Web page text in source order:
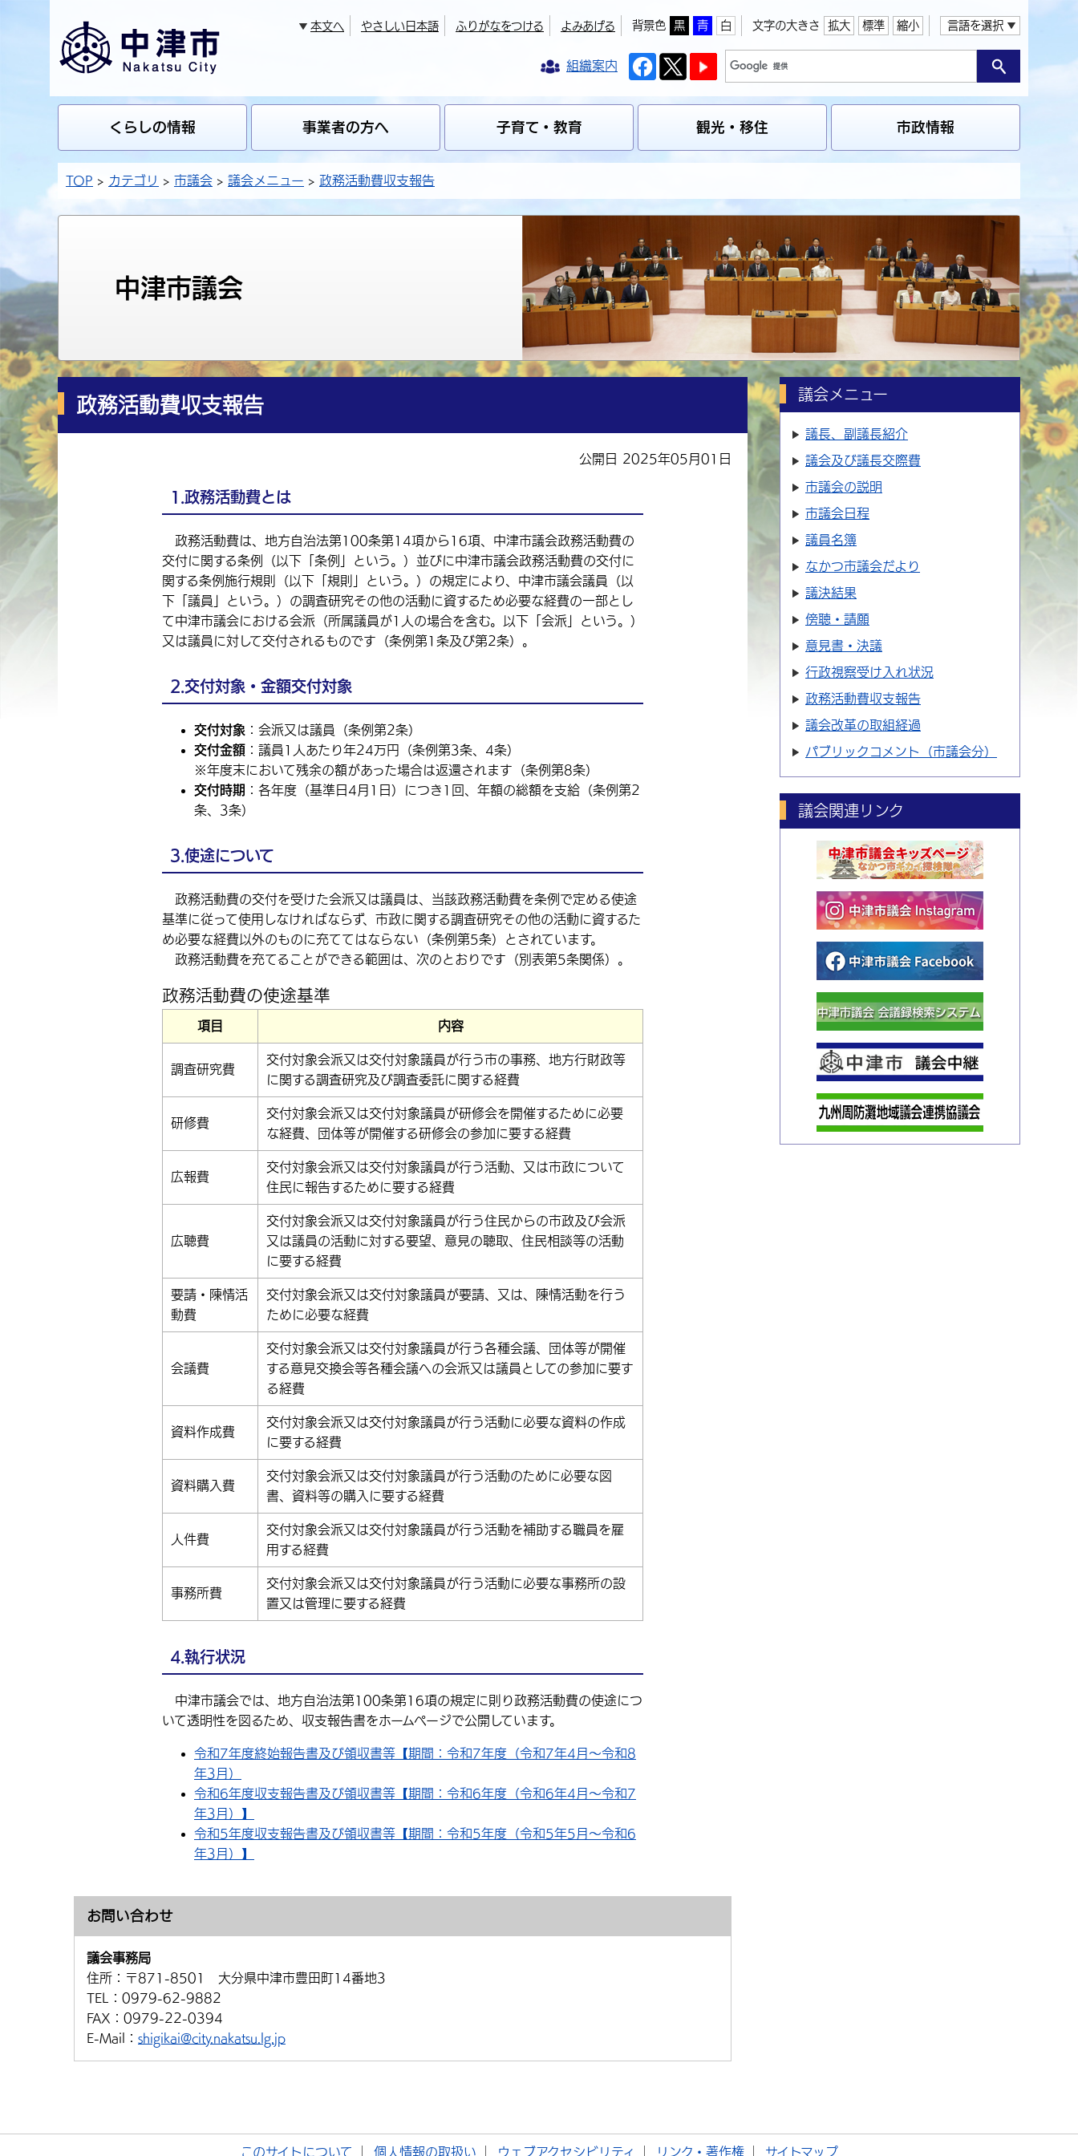
本文へ やさしい日本語 ふりがなをつける よみあげる 背景色 黒 青 白 文字の大きさ 拡大 標準 縮小 言語を選択
組織案内
くらしの情報 事業者の方へ 子育て・教育 観光・移住 市政情報
TOP カテゴリ 市議会 議会メニュー 政務活動費収支報告
中津市議会
政務活動費収支報告
公開日 2025年05月01日
1.政務活動費とは
政務活動費は、地方自治法第100条第14項から16項、中津市議会政務活動費の
交付に関する条例（以下「条例」という。）並びに中津市議会政務活動費の交付に
関する条例施行規則（以下「規則」という。）の規定により、中津市議会議員（以
下「議員」という。）の調査研究その他の活動に資するため必要な経費の一部とし
て中津市議会における会派（所属議員が1人の場合を含む。以下「会派」という。）
又は議員に対して交付されるものです（条例第1条及び第2条）。
2.交付対象・金額交付対象
交付対象 ：会派又は議員（条例第2条）
交付金額 ：議員1人あたり年24万円（条例第3条、4条）
※年度末において残余の額があった場合は返還されます（条例第8条）
交付時期 ：各年度（基準日4月1日）につき1回、年額の総額を支給（条例第2
条、3条）
3.使途について
政務活動費の交付を受けた会派又は議員は、当該政務活動費を条例で定める使途
基準に従って使用しなければならず、市政に関する調査研究その他の活動に資するた
め必要な経費以外のものに充ててはならない（条例第5条）とされています。
政務活動費を充てることができる範囲は、次のとおりです（別表第5条関係）。
政務活動費の使途基準
項目 内容
調査研究費
交付対象会派又は交付対象議員が行う市の事務、地方行財政等
に関する調査研究及び調査委託に関する経費
研修費
交付対象会派又は交付対象議員が研修会を開催するために必要
な経費、団体等が開催する研修会の参加に要する経費
広報費
交付対象会派又は交付対象議員が行う活動、又は市政について
住民に報告するために要する経費
広聴費
交付対象会派又は交付対象議員が行う住民からの市政及び会派
又は議員の活動に対する要望、意見の聴取、住民相談等の活動
に要する経費
要請・陳情活
動費
交付対象会派又は交付対象議員が要請、又は、陳情活動を行う
ために必要な経費
会議費
交付対象会派又は交付対象議員が行う各種会議、団体等が開催
する意見交換会等各種会議への会派又は議員としての参加に要す
る経費
資料作成費
交付対象会派又は交付対象議員が行う活動に必要な資料の作成
に要する経費
資料購入費
交付対象会派又は交付対象議員が行う活動のために必要な図
書、資料等の購入に要する経費
人件費
交付対象会派又は交付対象議員が行う活動を補助する職員を雇
用する経費
事務所費
交付対象会派又は交付対象議員が行う活動に必要な事務所の設
置又は管理に要する経費
4.執行状況
中津市議会では、地方自治法第100条第16項の規定に則り政務活動費の使途につ
いて透明性を図るため、収支報告書をホームページで公開しています。
令和7年度終始報告書及び領収書等【期間：令和7年度（令和7年4月〜令和8
年3月）
令和6年度収支報告書及び領収書等【期間：令和6年度（令和6年4月～令和7
年3月）】
令和5年度収支報告書及び領収書等【期間：令和5年度（令和5年5月～令和6
年3月）】
お問い合わせ
議会事務局
住所： 〒871-8501 大分県中津市豊田町14番地3
TEL： 0979-62-9882
FAX： 0979-22-0394
E-Mail： shigikai@city.nakatsu.lg.jp
議会メニュー
議長、副議長紹介
議会及び議長交際費
市議会の説明
市議会日程
議員名簿
なかつ市議会だより
議決結果
傍聴・請願
意見書・決議
行政視察受け入れ状況
政務活動費収支報告
議会改革の取組経過
パブリックコメント（市議会分）
議会関連リンク
このサイトについて 個人情報の取扱い ウェブアクセシビリティ リンク・著作権 サイトマップ